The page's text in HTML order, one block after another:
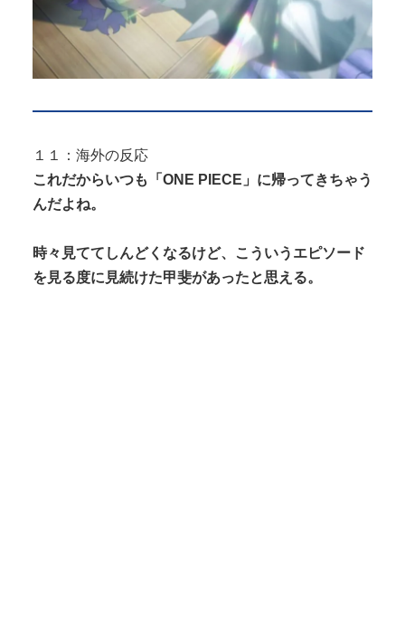
１１：海外の反応
これだからいつも「ONE PIECE」に帰ってきちゃう
んだよね。
時々見ててしんどくなるけど、こういうエピソード
を見る度に見続けた甲斐があったと思える。